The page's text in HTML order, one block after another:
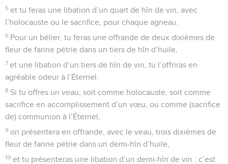
5 et tu feras une libation d’un quart de hîn de vin, avec
l’holocauste ou le sacrifice, pour chaque agneau.
6 Pour un bélier, tu feras une offrande de deux dixièmes de
fleur de farine pétrie dans un tiers de hîn d’huile,
7 et une libation d’un tiers de hîn de vin, tu l’offriras en
agréable odeur à l’Éternel.
8 Si tu offres un veau, soit comme holocauste, soit comme
sacrifice en accomplissement d’un vœu, ou comme (sacrifice
de) communion à l’Éternel,
9 on présentera en offrande, avec le veau, trois dixièmes de
fleur de farine pétrie dans un demi-hîn d’huile,
10 et tu présenteras une libation d’un demi-hîn de vin : c’est